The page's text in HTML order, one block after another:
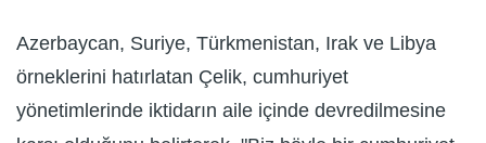
Azerbaycan, Suriye, Türkmenistan, Irak ve Libya
örneklerini hatırlatan Çelik, cumhuriyet
yönetimlerinde iktidarın aile içinde devredilmesine